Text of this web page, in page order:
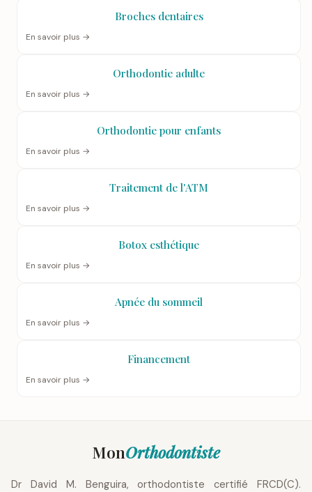
Broches dentaires
En savoir plus →
Orthodontie adulte
En savoir plus →
Orthodontie pour enfants
En savoir plus →
Traitement de l'ATM
En savoir plus →
Botox esthétique
En savoir plus →
Apnée du sommeil
En savoir plus →
Financement
En savoir plus →
MonOrthodontiste
Dr David M. Benguira, orthodontiste certifié FRCD(C).